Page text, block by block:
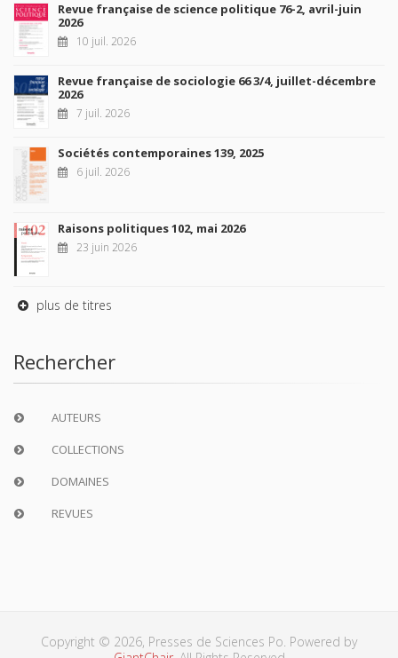
Revue française de science politique 76-2, avril-juin
2026
10 juil. 2026
Revue française de sociologie 66 3/4, juillet-décembre
2026
7 juil. 2026
Sociétés contemporaines 139, 2025
6 juil. 2026
Raisons politiques 102, mai 2026
23 juin 2026
plus de titres
Rechercher
AUTEURS
COLLECTIONS
DOMAINES
REVUES
Copyright © 2026, Presses de Sciences Po. Powered by